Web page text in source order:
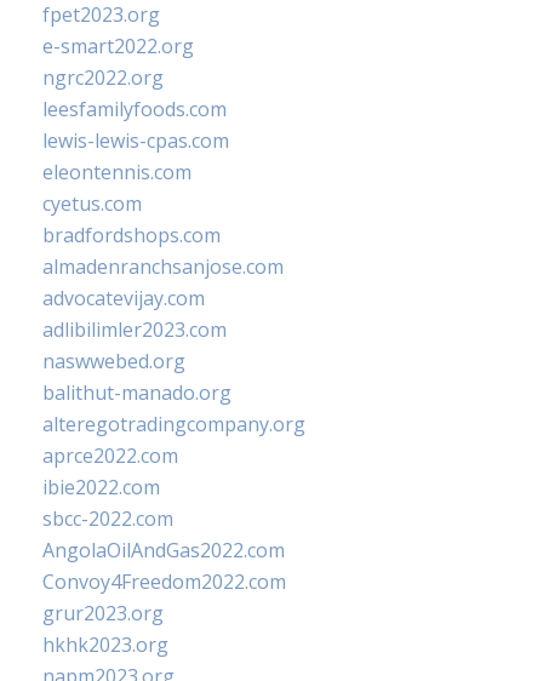
fpet2023.org
e-smart2022.org
ngrc2022.org
leesfamilyfoods.com
lewis-lewis-cpas.com
eleontennis.com
cyetus.com
bradfordshops.com
almadenranchsanjose.com
advocatevijay.com
adlibilimler2023.com
naswwebed.org
balithut-manado.org
alteregotradingcompany.org
aprce2022.com
ibie2022.com
sbcc-2022.com
AngolaOilAndGas2022.com
Convoy4Freedom2022.com
grur2023.org
hkhk2023.org